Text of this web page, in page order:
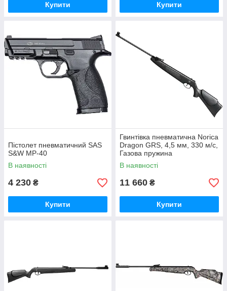
Купити Купити
Пістолет пневматичний SAS
S&W MP-40
В наявності
4 230 ₴
Купити
Гвинтівка пневматична Norica
Dragon GRS, 4,5 мм, 330 м/с,
Газова пружина
В наявності
11 660 ₴
Купити